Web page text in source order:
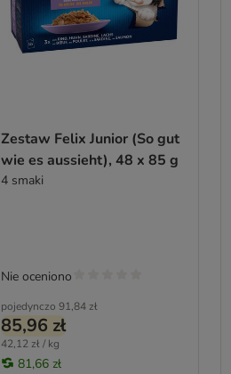
Zestaw Felix Junior (So gut
wie es aussieht), 48 x 85 g
4 smaki
pojedynczo 91,84 zł
85,96 zł
42,12 zł / kg
81,66 zł
Nie oceniono